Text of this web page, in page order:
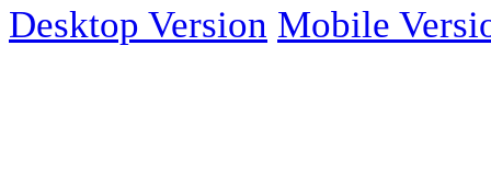
Desktop Version Mobile